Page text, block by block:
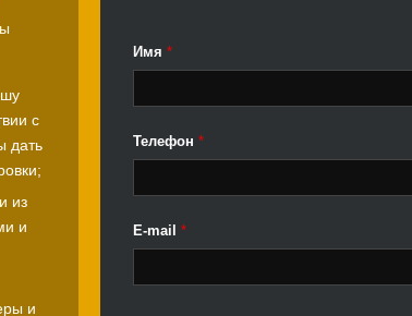
с
дать
из
и
и
Имя *
Телефон *
E-mail *